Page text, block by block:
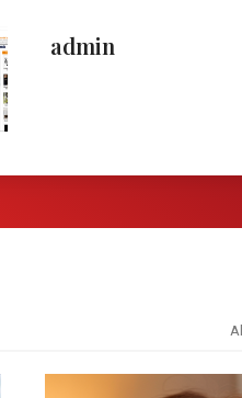
admin
All